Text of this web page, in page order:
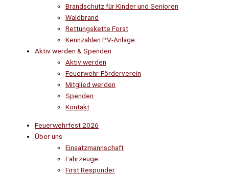
Brandschutz für Kinder und Senioren
Waldbrand
Rettungskette Forst
Kennzahlen PV-Anlage
Aktiv werden & Spenden
Aktiv werden
Feuerwehr-Förderverein
Mitglied werden
Spenden
Kontakt
Feuerwehrfest 2026
Über uns
Einsatzmannschaft
Fahrzeuge
First Responder